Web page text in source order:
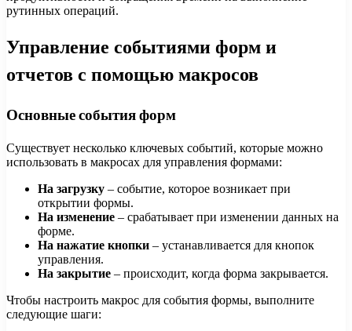
рутинных операций.
Управление событиями форм и
отчетов с помощью макросов
Основные события форм
Существует несколько ключевых событий, которые можно
использовать в макросах для управления формами:
На загрузку – событие, которое возникает при
открытии формы.
На изменение – срабатывает при изменении данных на
форме.
На нажатие кнопки – устанавливается для кнопок
управления.
На закрытие – происходит, когда форма закрывается.
Чтобы настроить макрос для события формы, выполните
следующие шаги: